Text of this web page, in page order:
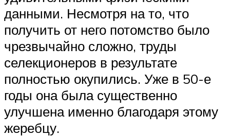
данными. Несмотря на то, что
получить от него потомство было
чрезвычайно сложно, труды
селекционеров в результате
полностью окупились. Уже в 50-е
годы она была существенно
улучшена именно благодаря этому
жеребцу.